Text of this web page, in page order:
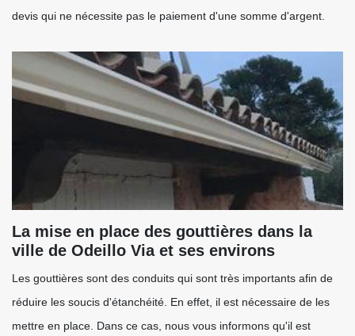
devis qui ne nécessite pas le paiement d'une somme d'argent.
La mise en place des gouttières dans la
ville de Odeillo Via et ses environs
Les gouttières sont des conduits qui sont très importants afin de
réduire les soucis d'étanchéité. En effet, il est nécessaire de les
mettre en place. Dans ce cas, nous vous informons qu'il est